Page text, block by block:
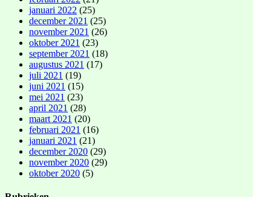
januari 2022 (25)
december 2021 (25)
november 2021 (26)
oktober 2021 (23)
september 2021 (18)
augustus 2021 (17)
juli 2021 (19)
juni 2021 (15)
mei 2021 (23)
april 2021 (28)
maart 2021 (20)
februari 2021 (16)
januari 2021 (21)
december 2020 (29)
november 2020 (29)
oktober 2020 (5)